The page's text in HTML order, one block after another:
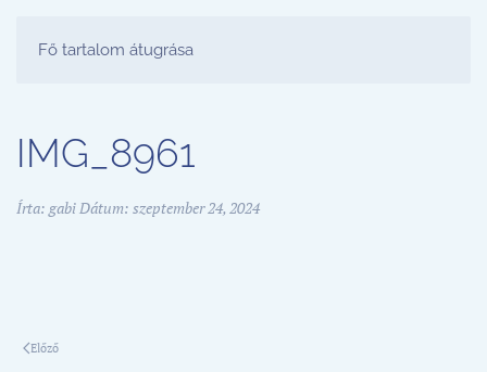
Fő tartalom átugrása
FESTŐ PARTY STÚDIÓ
IMG_8961
Írta: gabiDátum: szeptember 24, 2024
Előző